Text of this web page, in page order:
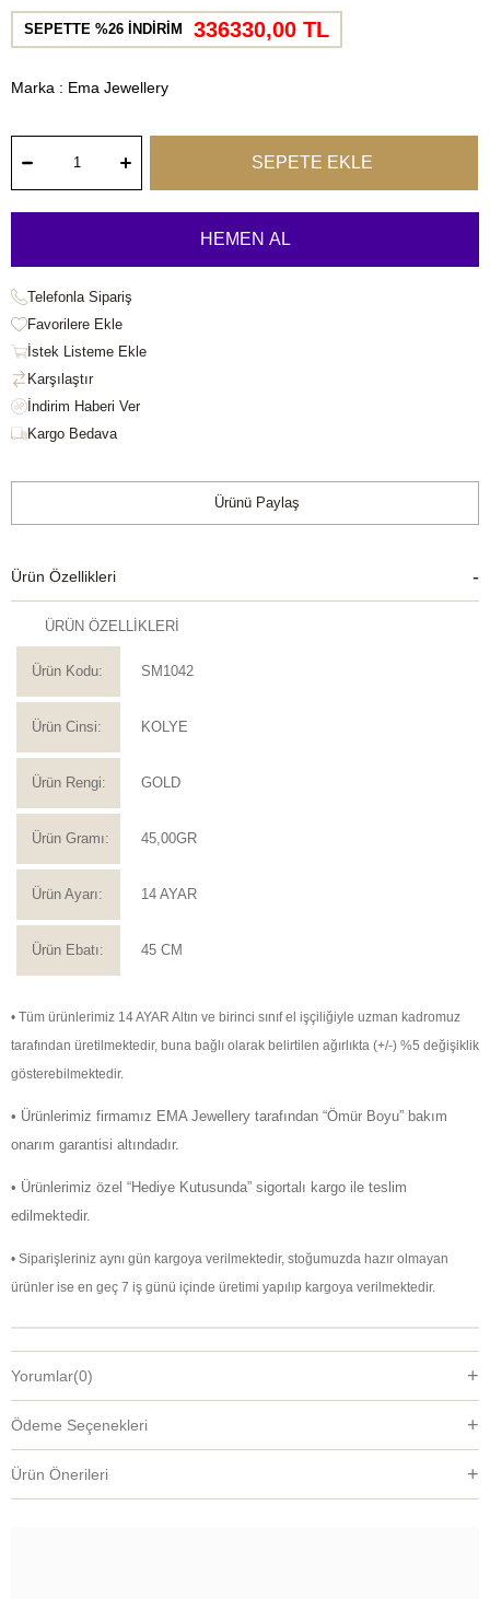
SEPETTE %26 İNDİRİM 336330,00 TL
Marka : Ema Jewellery
Telefonla Sipariş
Favorilere Ekle
İstek Listeme Ekle
Karşılaştır
Kargo Bedava
Ürünü Paylaş
Ürün Özellikleri
ÜRÜN ÖZELLİKLERİ
Ürün Kodu: SM1042
Ürün Cinsi: KOLYE
Ürün Rengi: GOLD
Ürün Gramı: 45,00GR
Ürün Ayarı: 14 AYAR
Ürün Ebatı: 45 CM
• Tüm ürünlerimiz 14 AYAR Altın ve birinci sınıf el işçiliğiyle uzman kadromuz
tarafından üretilmektedir, buna bağlı olarak belirtilen ağırlıkta (+/-) %5 değişiklik
gösterebilmektedir.
• Ürünlerimiz firmamız EMA Jewellery tarafından “Ömür Boyu” bakım
onarım garantisi altındadır.
• Ürünlerimiz özel “Hediye Kutusunda” sigortalı kargo ile teslim
edilmektedir.
• Siparişleriniz aynı gün kargoya verilmektedir, stoğumuzda hazır olmayan
ürünler ise en geç 7 iş günü içinde üretimi yapılıp kargoya verilmektedir.
Yorumlar(0)
Ödeme Seçenekleri
Ürün Önerileri